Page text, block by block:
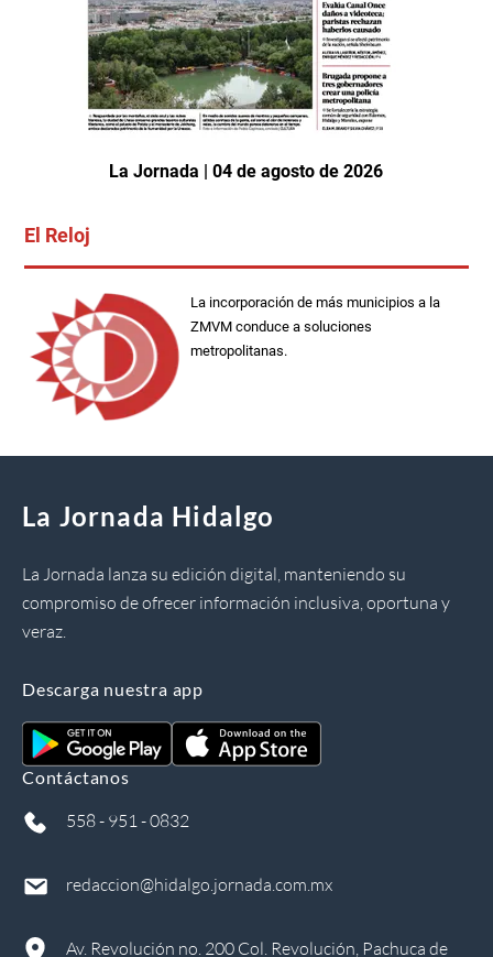
La Jornada | 04 de agosto de 2026
El Reloj
La incorporación de más municipios a la
ZMVM conduce a soluciones
metropolitanas.
La Jornada Hidalgo
La Jornada lanza su edición digital, manteniendo su
compromiso de ofrecer información inclusiva, oportuna y
veraz.
Descarga nuestra app
Contáctanos
558 - 951 - 0832
redaccion@hidalgo.jornada.com.mx
Av. Revolución no. 200 Col. Revolución, Pachuca de